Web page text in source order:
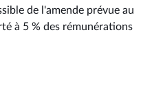
de l'amende prévue au
à 5 % des rémunérations